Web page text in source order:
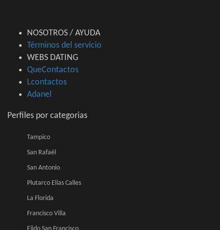
NOSOTROS / AYUDA
Términos del servicio
WEBS DATING
QueContactos
Lcontactos
Adanel
Perfiles por categorias
Tampico
San Rafaél
San Antonio
Plutarco Elías Calles
La Florida
Francisco Villa